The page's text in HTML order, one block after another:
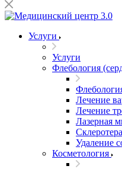
Услуги
Услуги
Флебология
Лечение
Лечение
Лазерная
Удаление
Косметология